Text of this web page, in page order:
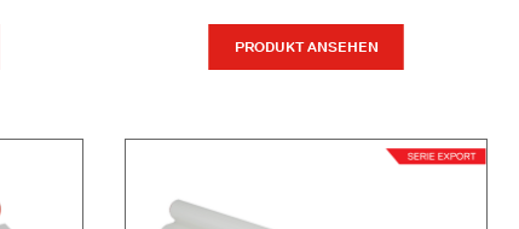
PRODUKT ANSEHEN